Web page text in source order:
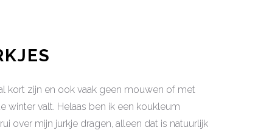
kort zijn en ook vaak geen mouwen of met
winter valt. Helaas ben ik een koukleum
over mijn jurkje dragen, alleen dat is natuurlijk